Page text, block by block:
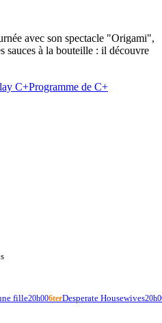
avec son spectacle "Origami",
sauces à la bouteille : il découvre
C+Programme de C+
fille20h006terDesperate Housewives